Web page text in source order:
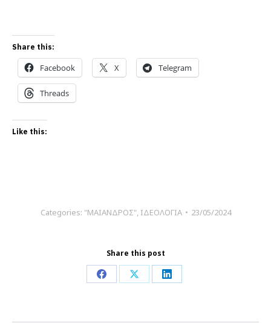
Share this:
Facebook X Telegram
Threads
Like this:
Categories: "ΜΑΙΑΝΔΡΟΣ", ΙΔΕΟΛΟΓΙΑ 23/05/2024
Share this post
Share
Facebook
Share
X
Share
LinkedIn